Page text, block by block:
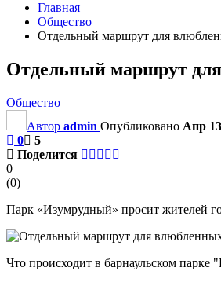
Главная
Общество
Отдельный маршрут для
Отдельный маршрут
Общество
Автор admin Опубликовано Апр
0
5
Поделится
0
(0)
Парк «Изумрудный» просит жителей
Что происходит в барнаульском парке